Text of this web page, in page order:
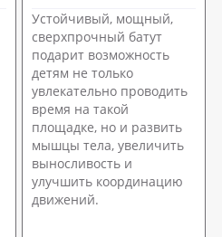
Устойчивый, мощный,
сверхпрочный батут
подарит возможность
детям не только
увлекательно проводить
время на такой
площадке, но и развить
мышцы тела, увеличить
выносливость и
улучшить координацию
движений.